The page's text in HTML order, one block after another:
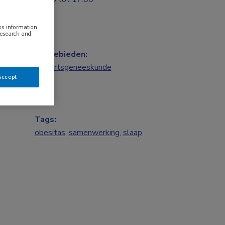
Vakgebieden:
Huisartsgeneeskunde
Tags:
obesitas, samenwerking, slaap
information
and